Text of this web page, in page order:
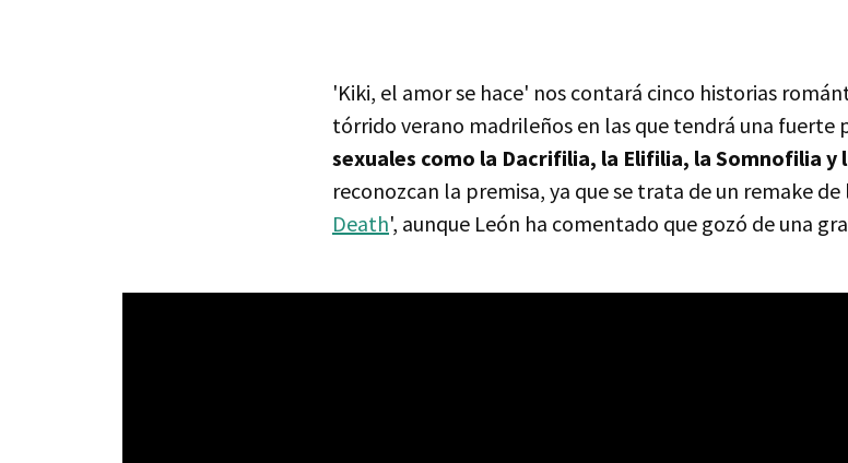
'Kiki, el amor se hace' nos contará cinco historias
tórrido verano madrileños en las que tendrá una fuerte
sexuales como la Dacrifilia, la Elifilia, la Somnofilia y
reconozcan la premisa, ya que se trata de un remake
Death', aunque León ha comentado que gozó de una